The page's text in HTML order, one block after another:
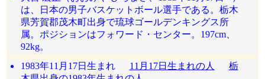
は、日本の男子バスケットボール選手である。栃木
県芳賀郡茂木町出身で琉球ゴールデンキングス所
属。ポジションはフォワード・センター。197cm、
92kg。
1983年11月17日生まれ 11月17日生まれの人
栃